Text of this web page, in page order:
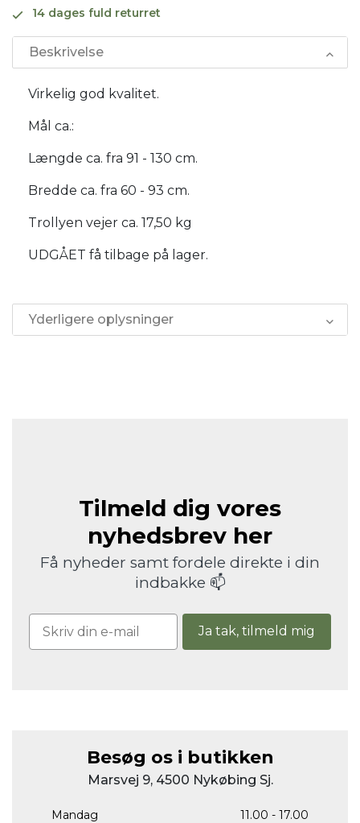
14 dages fuld returret
Beskrivelse
Virkelig god kvalitet.
Mål ca.:
Længde ca. fra 91 - 130 cm.
Bredde ca. fra 60 - 93 cm.
Trollyen vejer ca. 17,50 kg
UDGÅET få tilbage på lager.
Yderligere oplysninger
Tilmeld dig vores
nyhedsbrev her
Få nyheder samt fordele direkte i din
indbakke 📫
Ja tak, tilmeld mig
Besøg os i butikken
Marsvej 9, 4500 Nykøbing Sj.
Mandag
11.00 - 17.00